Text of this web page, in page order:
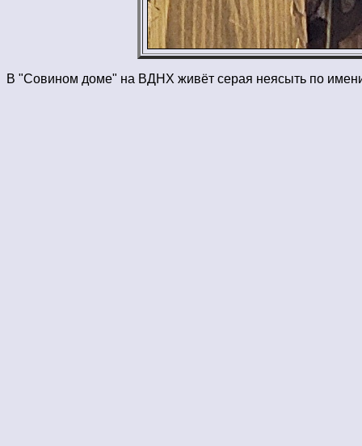
В "Совином доме" на ВДНХ живёт серая неясыть по